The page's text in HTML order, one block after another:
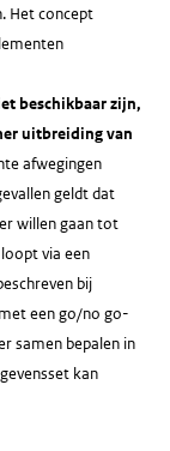
Het concept
beschikbaar zijn,
uitbreiding van
afwegingen
geldt dat
willen gaan tot
via een
bij
een go/no go-
samen bepalen in
kan